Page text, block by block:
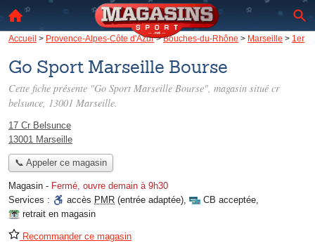
Accueil > Provence-Alpes-Côte d'Azur>Bouches-du-Rhône > Marseille > 1er
Go Sport Marseille Bourse
Cette fiche présente "Go Sport Marseille Bourse", magasin situé cr
belsunce, 13001 Marseille.
17 Cr Belsunce
13001 Marseille
📞 Appeler ce magasin
Magasin - Fermé, ouvre demain à 9h30
Services :
accès PMR (entrée adaptée), CB acceptée,
retrait en magasin
Recommander ce magasin